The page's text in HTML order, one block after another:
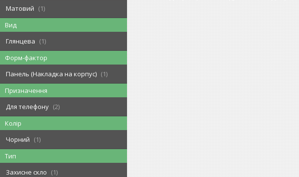
Матовий
1
Вид
Глянцева
1
Форм-фактор
Панель (Накладка на корпус)
1
Призначення
Для телефону
2
Колір
Чорний
1
Тип
Захисне скло
1